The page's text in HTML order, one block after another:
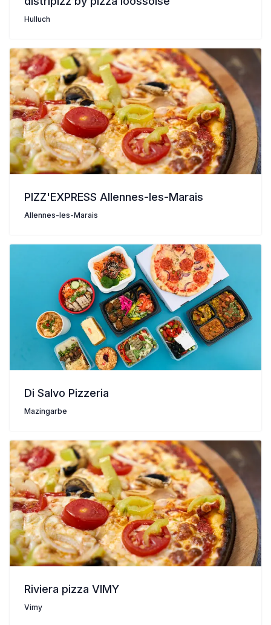
Hulluch
PIZZ'EXPRESS Allennes-les-Marais
Allennes-les-Marais
Di Salvo Pizzeria
Mazingarbe
Riviera pizza VIMY
Vimy